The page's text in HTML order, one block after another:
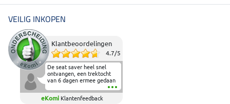
VEILIG INKOPEN
Klantbeoordelingen
4.7/5
De seat saver heel snel
ontvangen, een trektocht
van 6 dagen ermee gedaan
en deze heeft de beproeving
fantastisch doorstaan.
Heerlijk zacht om op te
eKomi Klantenfeedback